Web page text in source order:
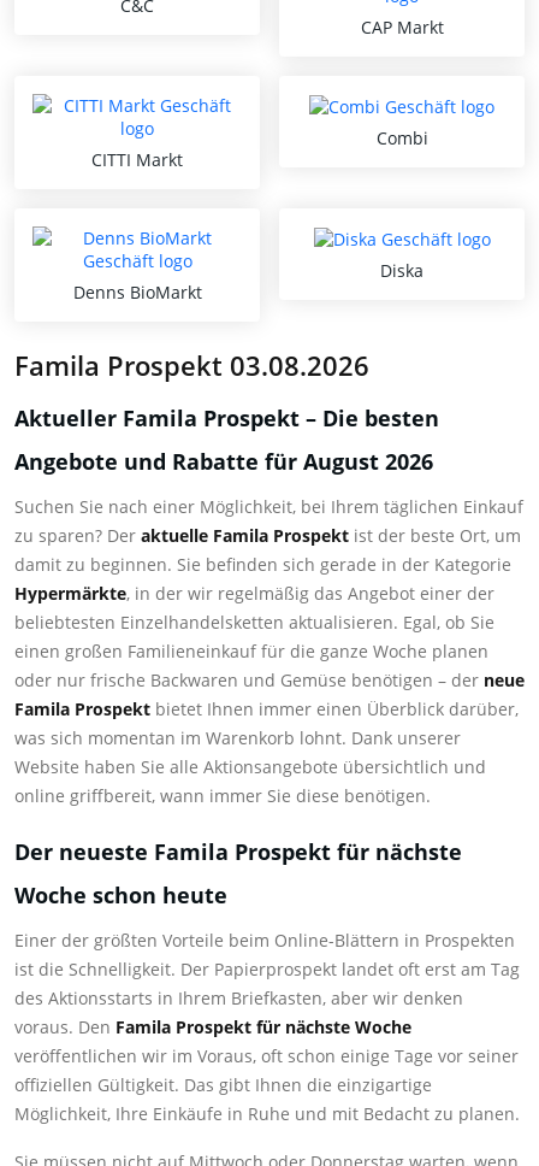
C&C
CAP Markt
CITTI Markt
Combi
Denns BioMarkt
Diska
Famila Prospekt 03.08.2026
Aktueller Famila Prospekt – Die besten
Angebote und Rabatte für August 2026
Suchen Sie nach einer Möglichkeit, bei Ihrem täglichen Einkauf
zu sparen? Der aktuelle Famila Prospekt ist der beste Ort, um
damit zu beginnen. Sie befinden sich gerade in der Kategorie
Hypermärkte, in der wir regelmäßig das Angebot einer der
beliebtesten Einzelhandelsketten aktualisieren. Egal, ob Sie
einen großen Familieneinkauf für die ganze Woche planen
oder nur frische Backwaren und Gemüse benötigen – der neue
Famila Prospekt bietet Ihnen immer einen Überblick darüber,
was sich momentan im Warenkorb lohnt. Dank unserer
Website haben Sie alle Aktionsangebote übersichtlich und
online griffbereit, wann immer Sie diese benötigen.
Der neueste Famila Prospekt für nächste
Woche schon heute
Einer der größten Vorteile beim Online-Blättern in Prospekten
ist die Schnelligkeit. Der Papierprospekt landet oft erst am Tag
des Aktionsstarts in Ihrem Briefkasten, aber wir denken
voraus. Den Famila Prospekt für nächste Woche
veröffentlichen wir im Voraus, oft schon einige Tage vor seiner
offiziellen Gültigkeit. Das gibt Ihnen die einzigartige
Möglichkeit, Ihre Einkäufe in Ruhe und mit Bedacht zu planen.
Sie müssen nicht auf Mittwoch oder Donnerstag warten, wenn